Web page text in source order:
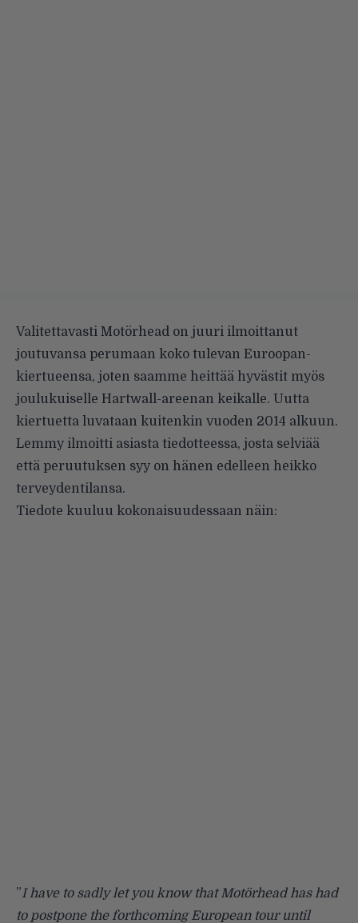
Valitettavasti Motörhead on juuri ilmoittanut
joutuvansa perumaan koko tulevan Euroopan-
kiertueensa, joten saamme heittää hyvästit myös
joulukuiselle Hartwall-areenan keikalle. Uutta
kiertuetta luvataan kuitenkin vuoden 2014 alkuun.
Lemmy ilmoitti asiasta tiedotteessa, josta selviää
että peruutuksen syy on hänen edelleen heikko
terveydentilansa.
Tiedote kuuluu kokonaisuudessaan näin:
”I have to sadly let you know that Motörhead has had
to postpone the forthcoming European tour until